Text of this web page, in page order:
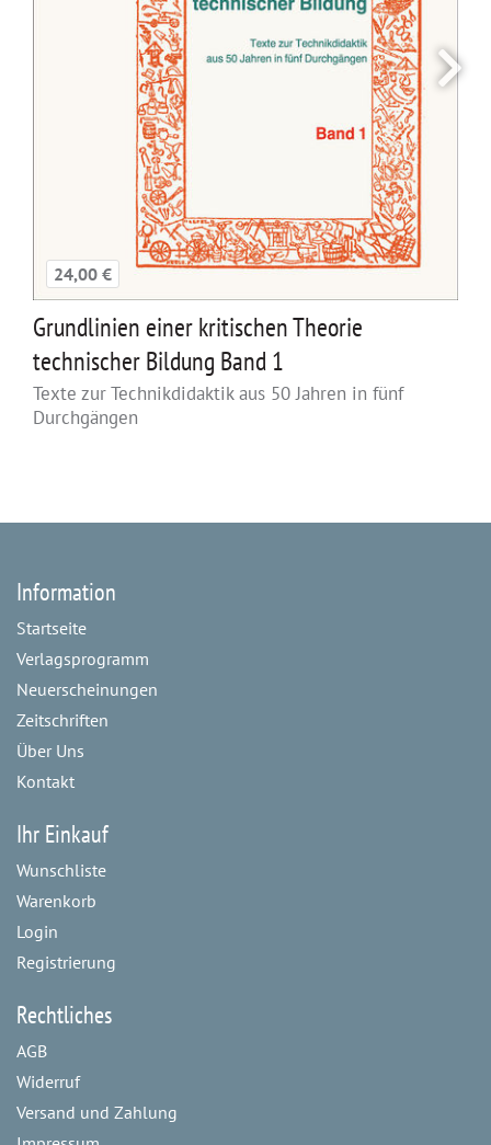
24,00 €
Grundlinien einer kritischen Theorie
technischer Bildung Band 1
Texte zur Technikdidaktik aus 50 Jahren in fünf
Durchgängen
Information
Startseite
Verlagsprogramm
Neuerscheinungen
Zeitschriften
Über Uns
Kontakt
Ihr Einkauf
Wunschliste
Warenkorb
Login
Registrierung
Rechtliches
AGB
Widerruf
Versand und Zahlung